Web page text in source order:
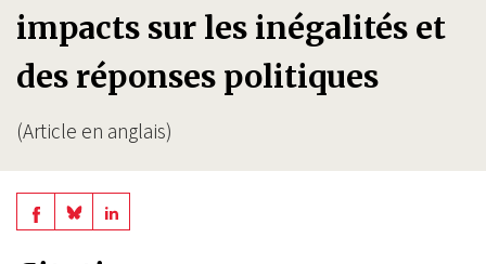
impacts sur les inégalités et
des réponses politiques
(Article en anglais)
Share
on
ShareShare